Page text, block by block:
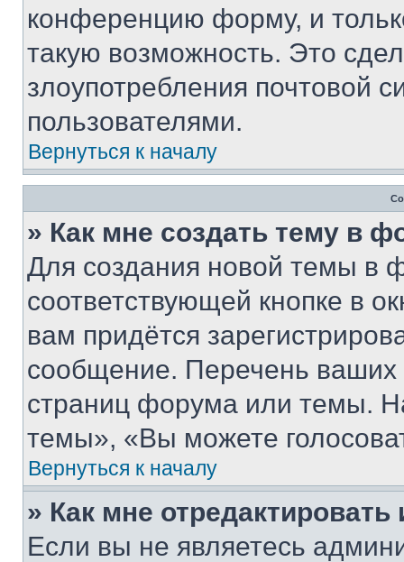
конференцию форму, и
такую возможность. Это
злоупотребления почтовой
пользователями.
Вернуться к началу
» Как мне создать тему в
Для создания новой темы в
соответствующей кнопке в
вам придётся
сообщение. Перечень ваших
страниц форума или темы.
темы», «Вы можете
Вернуться к началу
» Как мне
Если вы не являетесь